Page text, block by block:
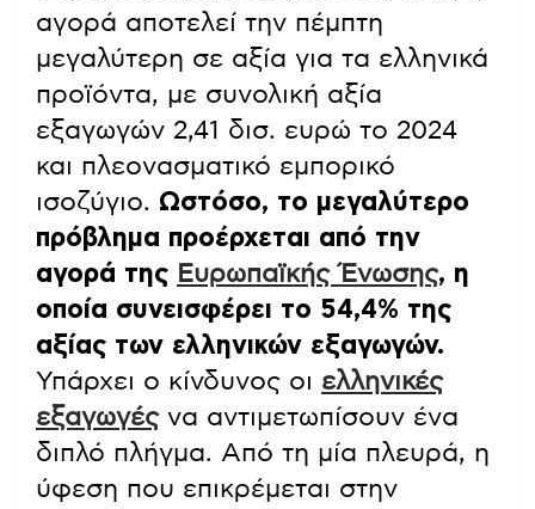
αγορά αποτελεί την πέμπτη
μεγαλύτερη σε αξία για τα ελληνικά
προϊόντα, με συνολική αξία
εξαγωγών 2,41 δισ. ευρώ το 2024
και πλεονασματικό εμπορικό
ισοζύγιο. Ωστόσο, το μεγαλύτερο
πρόβλημα προέρχεται από την
αγορά της Ευρωπαϊκής Ένωσης, η
οποία συνεισφέρει το 54,4% της
αξίας των ελληνικών εξαγωγών.
Υπάρχει ο κίνδυνος οι ελληνικές
εξαγωγέςνα αντιμετωπίσουν ένα
διπλό πλήγμα. Από τη μία πλευρά, η
ύφεση που επικρέμεται στην